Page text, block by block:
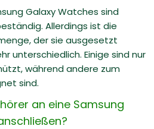
Galaxy Watches sind
Allerdings ist die
der sie ausgesetzt
unterschiedlich. Einige sind nur
während andere zum
sind.
an eine Samsung